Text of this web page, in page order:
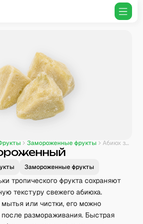
Замороженные фрукты Абиюх замороженный
Замороженные фрукты
тропического фрукта сохраняют
текстуру свежего абиюха.
или чистки, его можно
после размораживания. Быстрая